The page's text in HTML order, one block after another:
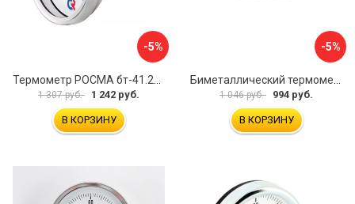
-5%
Термометр РОСМА бт-41.211 D070-00588
1 307 руб. 1 242 руб.
В КОРЗИНУ
-5%
Биметаллический термометр Watts F+R801 OR 10005800
1 046 руб. 994 руб.
В КОРЗИНУ